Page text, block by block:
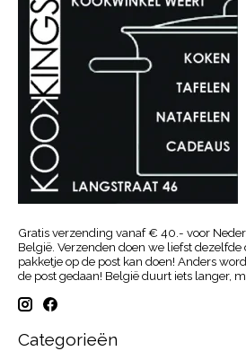
Gratis verzending vanaf € 40.- voor
België. Verzenden doen we liefst
pakketje op de post kan doen! Anders
de post gedaan! België duurt iets langer,
Categorieën